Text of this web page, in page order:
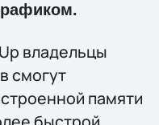
владельцы
смогут
памяти